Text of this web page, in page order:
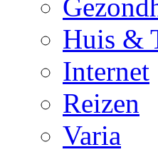
Huis &
Internet
Reizen
Varia